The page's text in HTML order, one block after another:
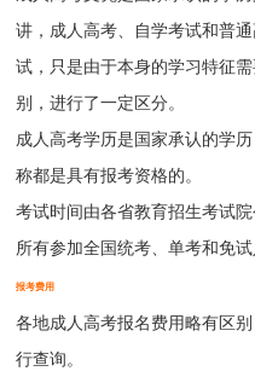
讲，成人高考、自学考试和普
试，只是由于本身的学习特征
别，进行了一定区分。
成人高考学历是国家承认的学
称都是具有报考资格的。
考试时间由各省教育招生考试
所有参加全国统考、单考和免
报考费用
各地成人高考报名费用略有区
行查询。